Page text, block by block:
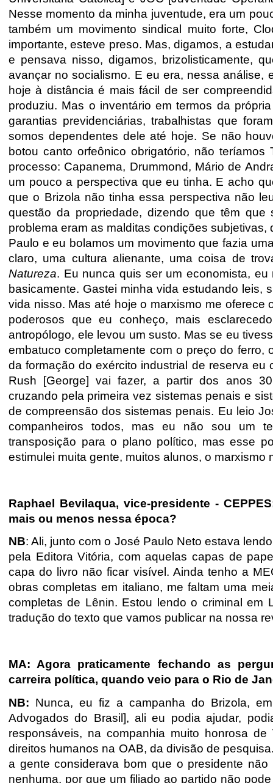
Nesse momento da minha juventude, era um
também um movimento sindical muito forte,
importante, esteve preso. Mas, digamos, a
e pensava nisso, digamos, brizolisticamente,
avançar no socialismo. E eu era, nessa análise,
hoje à distância é mais fácil de ser
produziu. Mas o inventário em termos da
garantias previdenciárias, trabalhistas que
somos dependentes dele até hoje. Se não
botou canto orfeônico obrigatório, não
processo: Capanema, Drummond, Mário de
um pouco a perspectiva que eu tinha. E acho
que o Brizola não tinha essa perspectiva não
questão da propriedade, dizendo que têm que
problema eram as malditas condições
Paulo e eu bolamos um movimento que fazia
claro, uma cultura alienante, uma coisa de
Natureza. Eu nunca quis ser um economista,
basicamente. Gastei minha vida estudando leis,
vida nisso. Mas até hoje o marxismo me
poderosos que eu conheço, mais
antropólogo, ele levou um susto. Mas se eu
embatuco completamente com o preço do
da formação do exército industrial de reserva
Rush [George] vai fazer, a partir dos anos
cruzando pela primeira vez sistemas penais e
de compreensão dos sistemas penais. Eu leio
companheiros todos, mas eu não sou um
transposição para o plano político, mas esse
estimulei muita gente, muitos alunos, o
Raphael Bevilaqua, vice-presidente -
mais ou menos nessa época?
NB: Ali, junto com o José Paulo Neto estava
pela Editora Vitória, com aquelas capas de
capa do livro não ficar visível. Ainda tenho a
obras completas em italiano, me faltam uma
completas de Lênin. Estou lendo o criminal
tradução do texto que vamos publicar na nossa
MA: Agora praticamente fechando as
carreira política, quando veio para o Rio de
NB: Nunca, eu fiz a campanha do Brizola,
Advogados do Brasil], ali eu podia ajudar,
responsáveis, na companhia muito honrosa
direitos humanos na OAB, da divisão de
a gente considerava bom que o presidente
nenhuma, por que um filiado ao partido não